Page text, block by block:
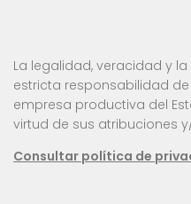
La legalidad, veracidad y
estricta responsabilidad
empresa productiva del
virtud de sus atribuciones
Consultar política de